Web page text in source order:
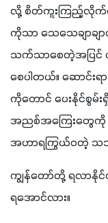
လို့ စိတ်ကူးကြည့်လိုက်ပါ
ကိုသာ သေသေချာခ
သက်သာစေတဲ့အပြင် ယ
စေပါတယ်။ ဆောင်း
ကိုတောင် ပေးနိုင်စွမ်
အညစ်အကြေးတွေကို
အဟာရကြွယ်ဝတဲ့ သဘာ
ကျွန်တော်တို့ ရလာနိုင်
ရအောင်လား။